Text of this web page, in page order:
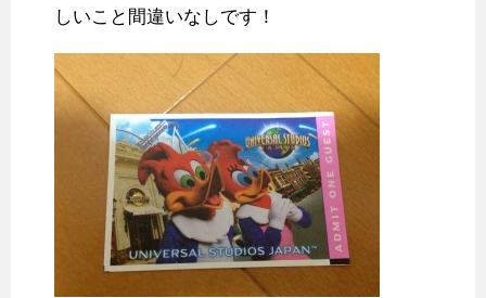
しいこと間違いなしです！